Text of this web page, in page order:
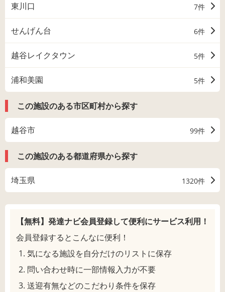
東川口 7件
せんげん台 6件
越谷レイクタウン 5件
浦和美園 5件
この施設のある市区町村から探す
越谷市 99件
この施設のある都道府県から探す
埼玉県 1320件
【無料】発達ナビ会員登録して便利にサービス利用！
会員登録するとこんなに便利！
気になる施設を自分だけのリストに保存
問い合わせ時に一部情報入力が不要
送迎有無などのこだわり条件を保存